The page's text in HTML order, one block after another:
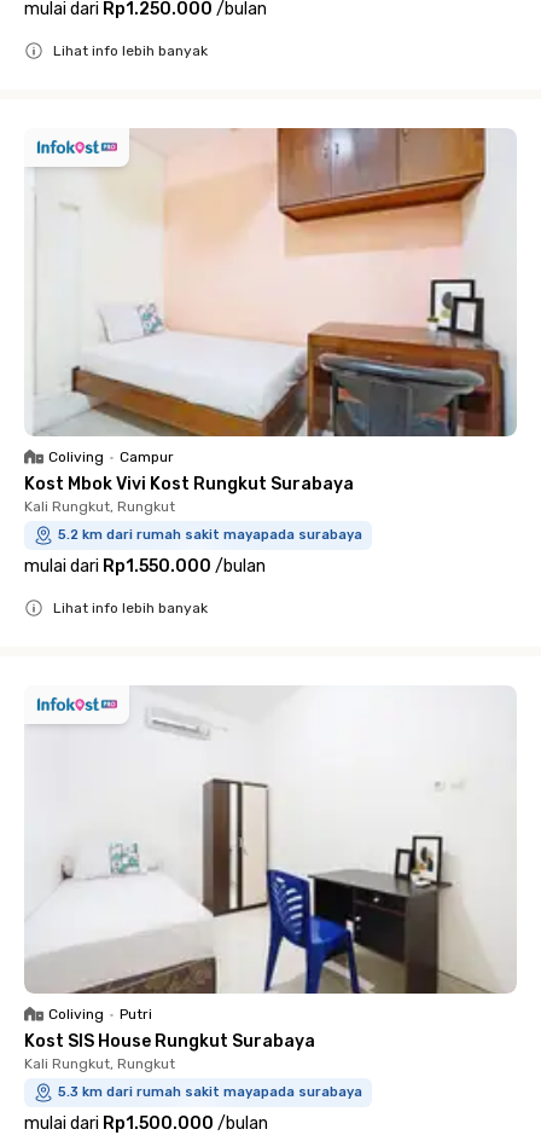
mulai dari Rp1.250.000 /bulan
Lihat info lebih banyak
Coliving • Campur
Kost Mbok Vivi Kost Rungkut Surabaya
Kali Rungkut, Rungkut
5.2 km dari rumah sakit mayapada surabaya
mulai dari Rp1.550.000 /bulan
Lihat info lebih banyak
Coliving • Putri
Kost SIS House Rungkut Surabaya
Kali Rungkut, Rungkut
5.3 km dari rumah sakit mayapada surabaya
mulai dari Rp1.500.000 /bulan